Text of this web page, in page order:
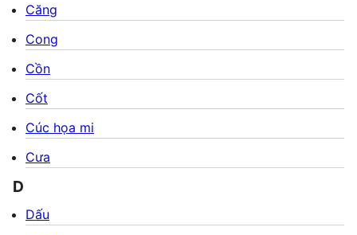
Căng
Cong
Cồn
Cốt
Cúc họa mi
Cưa
D
Dấu